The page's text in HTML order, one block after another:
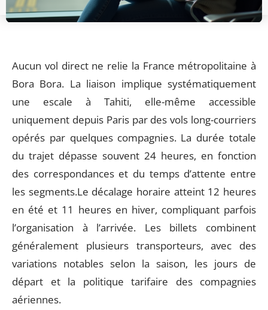
Aucun vol direct ne relie la France métropolitaine à
Bora Bora. La liaison implique systématiquement
une escale à Tahiti, elle-même accessible
uniquement depuis Paris par des vols long-courriers
opérés par quelques compagnies. La durée totale
du trajet dépasse souvent 24 heures, en fonction
des correspondances et du temps d’attente entre
les segments.Le décalage horaire atteint 12 heures
en été et 11 heures en hiver, compliquant parfois
l’organisation à l’arrivée. Les billets combinent
généralement plusieurs transporteurs, avec des
variations notables selon la saison, les jours de
départ et la politique tarifaire des compagnies
aériennes.